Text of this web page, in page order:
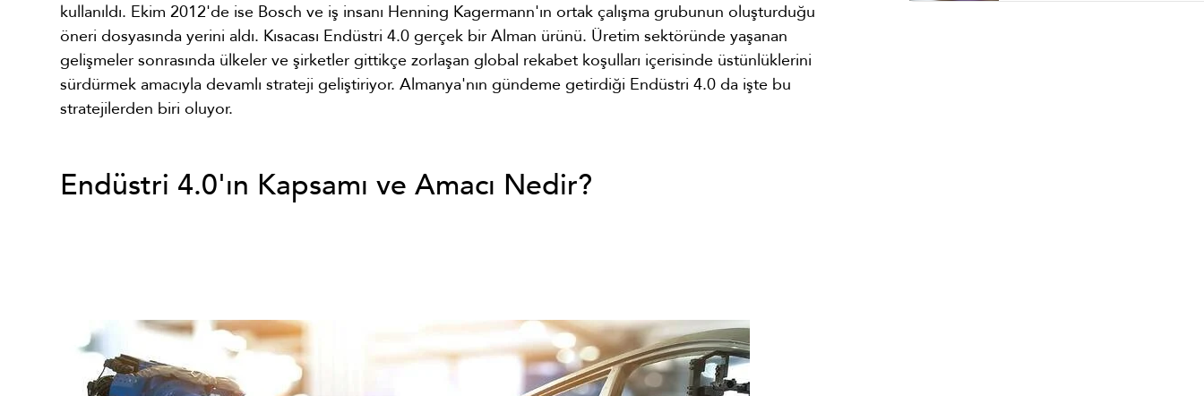
kullanıldı. Ekim 2012'de ise Bosch ve iş insanı Henning Kagermann'ın ortak çalışma grubunun oluşturduğu
öneri dosyasında yerini aldı. Kısacası Endüstri 4.0 gerçek bir Alman ürünü. Üretim sektöründe yaşanan
gelişmeler sonrasında ülkeler ve şirketler gittikçe zorlaşan global rekabet koşulları içerisinde üstünlüklerini
sürdürmek amacıyla devamlı strateji geliştiriyor. Almanya'nın gündeme getirdiği Endüstri 4.0 da işte bu
stratejilerden biri oluyor.
Endüstri 4.0'ın Kapsamı ve Amacı Nedir?